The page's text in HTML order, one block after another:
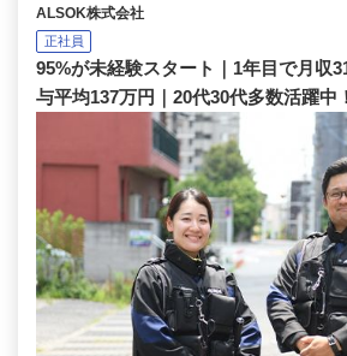
ALSOK株式会社
正社員
95%が未経験スタート｜1年目で月収
与平均137万円｜20代30代多数活躍中！